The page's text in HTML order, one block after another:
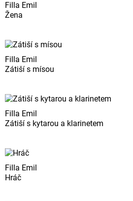
Filla Emil
Žena
Filla Emil
Zátiší s mísou
Filla Emil
Zátiší s kytarou a klarinetem
Filla Emil
Hráč